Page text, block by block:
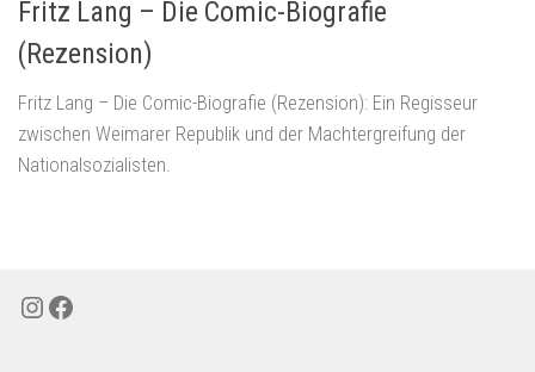
Fritz Lang – Die Comic-Biografie
(Rezension)
Fritz Lang – Die Comic-Biografie (Rezension): Ein Regisseur
zwischen Weimarer Republik und der Machtergreifung der
Nationalsozialisten.
Instagram
Facebook